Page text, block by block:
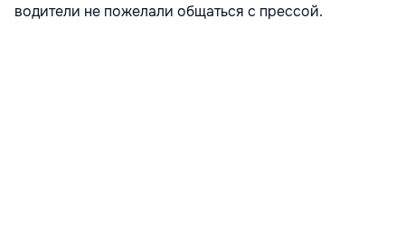
водители не пожелали общаться с прессой.